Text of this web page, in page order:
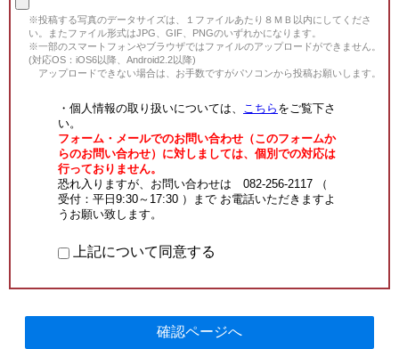
※投稿する写真のデータサイズは、１ファイルあたり８ＭＢ以内にしてくださ
い。またファイル形式はJPG、GIF、PNGのいずれかになります。
※一部のスマートフォンやブラウザではファイルのアップロードができません。
(対応OS：iOS6以降、Android2.2以降)
アップロードできない場合は、お手数ですがパソコンから投稿お願いします。
・個人情報の取り扱いについては、 こちら をご覧下さ
い。
フォーム・メールでのお問い合わせ（このフォームか
らのお問い合わせ）に対しましては、個別での対応は
行っておりません。
恐れ入りますが、お問い合わせは 082-256-2117 （
受付：平日9:30～17:30 ）まで お電話いただきますよ
うお願い致します。
上記について同意する
確認ページへ